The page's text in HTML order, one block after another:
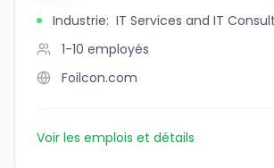
Industrie: IT Services and IT
1-10 employés
Foilcon.com
Voir les emplois et détails